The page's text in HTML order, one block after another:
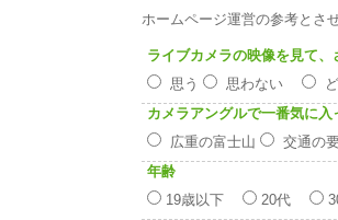
ホームページ運営の参考とさ
ライブカメラの映像を見て
思う
思わない
カメラアングルで一番気に
広重の富士山
交通の
年齢
19歳以下
20代